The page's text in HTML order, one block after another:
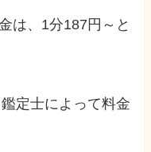
は、1分187円～と
定士によって料金